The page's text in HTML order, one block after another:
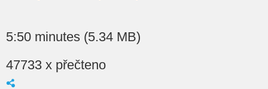
5:50 minutes (5.34 MB)
47733 x přečteno